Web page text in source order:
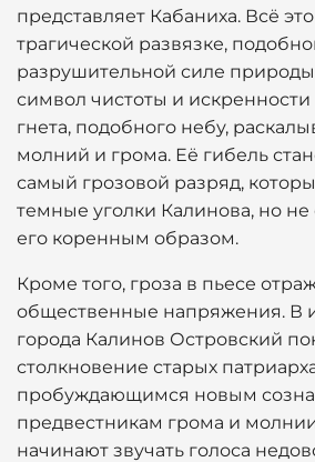
представляет Кабаниха. Всё
трагической развязке,
разрушительной силе
символ чистоты и
гнета, подобного небу,
молний и грома. Её гибель
самый грозовой разряд,
темные уголки Калинова, но
его коренным образом.
Кроме того, гроза в пьесе
общественные напряжения. В
города Калинов Островский
столкновение старых
пробуждающимся новым
предвестникам грома и
начинают звучать голоса